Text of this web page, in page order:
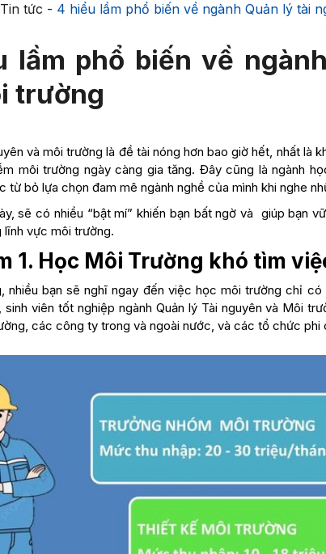
Tin tức - 4 hiểu lầm phổ biến về ngành Quản lý tài
lầm phổ biến về
trường
và môi trường là đề tài nóng hơn bao giờ hết, nhất là
môi trường ngày càng gia tăng. Đây cũng là ngành
từ bỏ lựa chọn đam mê ngành nghề của mình khi nghe
sẽ có nhiều “bật mí” khiến bạn bất ngờ và giúp bạn
lĩnh vực môi trường.
1. Học Môi Trường khó tìm
nhiều bạn sẽ nghĩ ngay đến việc học môi trường chỉ
viên tốt nghiệp ngành Quản lý Tài nguyên và Môi
các công ty trong và ngoài nước, và các tổ chức phi